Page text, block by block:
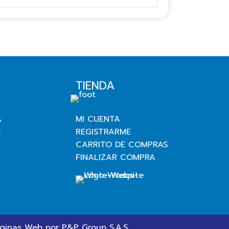
TIENDA
MI CUENTA
REGISTRARME
CARRITO DE COMPRAS
FINALIZAR COMPRA